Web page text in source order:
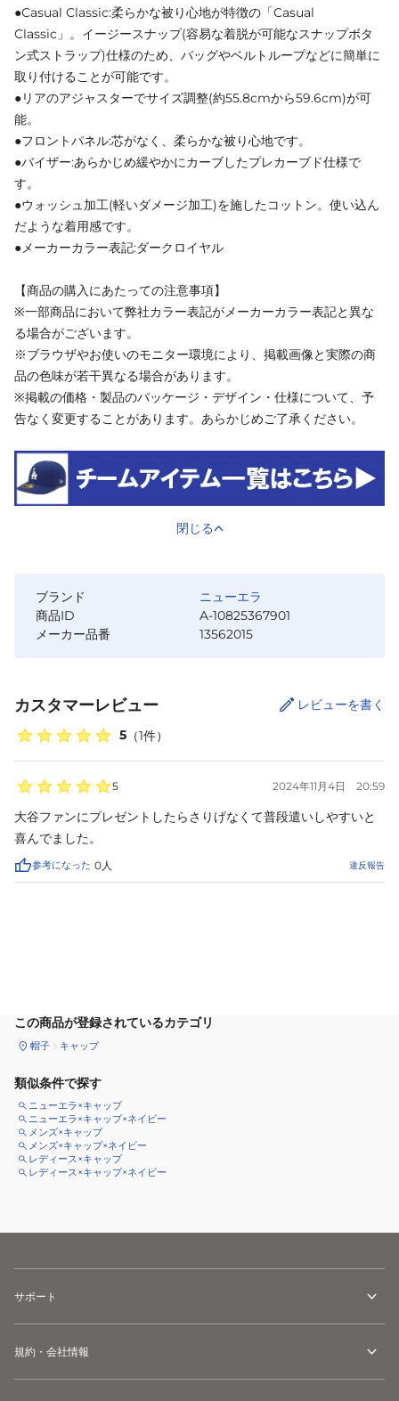
●Casual Classic:柔らかな被り心地が特徴の「Casual
Classic」。イージースナップ(容易な着脱が可能なスナップボタ
ン式ストラップ)仕様のため、バッグやベルトループなどに簡単に
取り付けることが可能です。
●リアのアジャスターでサイズ調整(約55.8cmから59.6cm)が可
能。
●フロントパネル:芯がなく、柔らかな被り心地です。
●バイザー:あらかじめ緩やかにカーブしたプレカーブド仕様で
す。
●ウォッシュ加工(軽いダメージ加工)を施したコットン。使い込ん
だような着用感です。
●メーカーカラー表記:ダークロイヤル
【商品の購入にあたっての注意事項】
※一部商品において弊社カラー表記がメーカーカラー表記と異な
る場合がございます。
※ブラウザやお使いのモニター環境により、掲載画像と実際の商
品の色味が若干異なる場合があります。
※掲載の価格・製品のパッケージ・デザイン・仕様について、予
告なく変更することがあります。あらかじめご了承ください。
閉じる
ブランド
ニューエラ
商品ID
A-10825367901
メーカー品番
13562015
カスタマーレビュー
5 （1件）
レビューを書く
5 2024年11月4日 20:59
大谷ファンにプレゼントしたらさりげなくて普段遣いしやすいと
喜んでました。
参考になった 0 人 違反報告
この商品が登録されているカテゴリ
帽子 キャップ
類似条件で探す
ニューエラ×キャップ
ニューエラ×キャップ×ネイビー
メンズ×キャップ
メンズ×キャップ×ネイビー
レディース×キャップ
レディース×キャップ×ネイビー
サポート
規約・会社情報